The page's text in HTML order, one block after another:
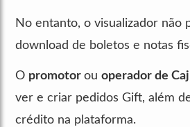
No entanto, o visualizador não
download de boletos e notas
O promotor ou operador de
ver e criar pedidos Gift, além
crédito na plataforma.